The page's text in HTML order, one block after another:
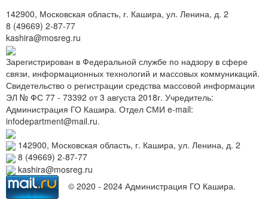
142900, Московская область, г. Кашира, ул. Ленина, д. 2
8 (49669) 2-87-77
kashira@mosreg.ru
Зарегистрирован в Федеральной службе по надзору в сфере
связи, информационных технологий и массовых коммуникаций.
Свидетельство о регистрации средства массовой информации
ЭЛ № ФС 77 - 73392 от 3 августа 2018г. Учредитель:
Администрация ГО Кашира. Отдел СМИ e-mail:
infodepartment@mail.ru.
142900, Московская область, г. Кашира, ул. Ленина, д. 2
8 (49669) 2-87-77
kashira@mosreg.ru
© 2020 - 2024 Администрация ГО Кашира.